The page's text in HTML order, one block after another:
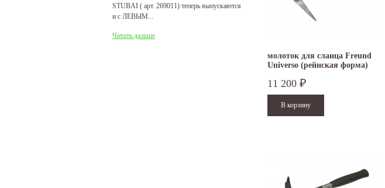
STUBAI ( арт. 269011) теперь выпускаются
и с ЛЕВЫМ...
Читать дальше
праздники 2025 - 2026 г.: г. Москва: 29, 30
молоток для сланца Freund
Universo (рейнская форма)
11 200 ₽